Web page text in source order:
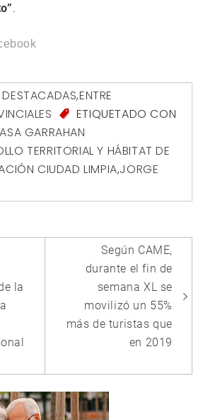
.
DESTACADAS,ENTRE
ETIQUETADO CON
GARRAHAN
TERRITORIAL Y HÁBITAT DE
CIUDAD LIMPIA,JORGE
la
Según CAME,
durante el fin de
semana XL se
movilizó un 55%
más de turistas que
en 2019